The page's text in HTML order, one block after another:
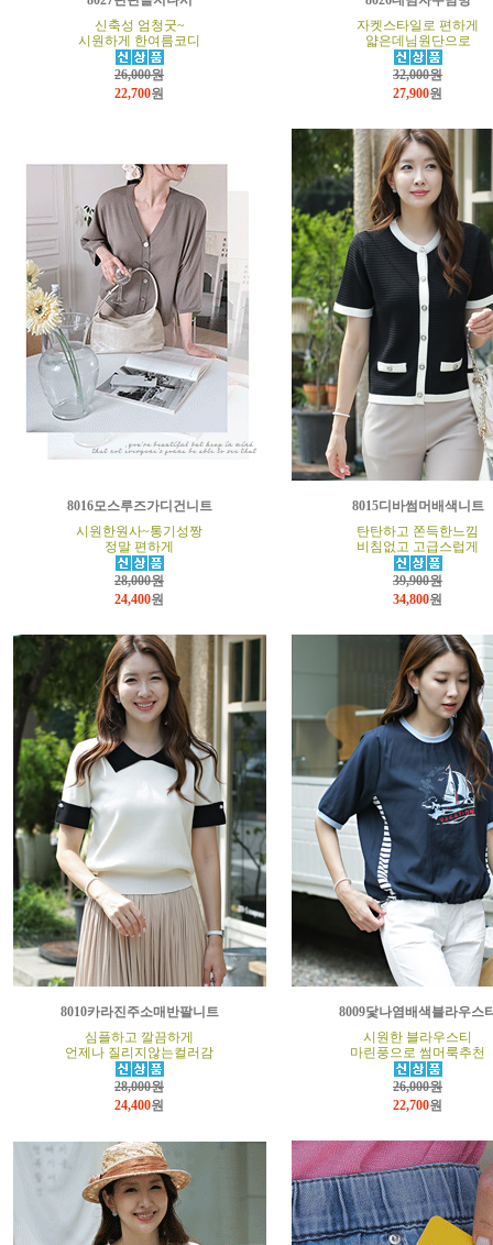
신축성 엄청굿~
시원하게 한여름코디
26,000원
22,700원
자켓스타일로 편하게
얇은데님원단으로
32,000원
27,900원
8016모스루즈가디건니트
시원한원사~통기성짱
정말 편하게
28,000원
24,400원
8015디바썸머배색니트
탄탄하고 쫀득한느낌
비침없고 고급스럽게
39,900원
34,800원
8010카라진주소매반팔니트
심플하고 깔끔하게
언제나 질리지않는컬러감
28,000원
24,400원
8009닻나염배색블라우스
시원한 블라우스티
마린풍으로 썸머룩추천
26,000원
22,700원